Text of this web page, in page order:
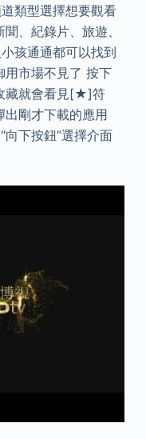
類型選擇想要觀看
、紀錄片、旅遊、
孩通通都可以找到
用市場不見了 按下
藏就會看見[★]符
剛才下載的應用
向下按鈕”選擇介面